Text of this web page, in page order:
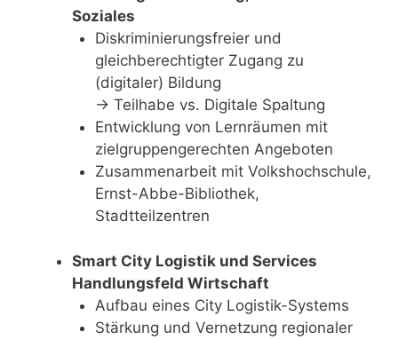
Soziales
Diskriminierungsfreier und
gleichberechtigter Zugang zu
(digitaler) Bildung
-> Teilhabe vs. Digitale Spaltung
Entwicklung von Lernräumen mit
zielgruppengerechten Angeboten
Zusammenarbeit mit Volkshochschule,
Ernst-Abbe-Bibliothek,
Stadtteilzentren
Smart City Logistik und Services
Handlungsfeld Wirtschaft
Aufbau eines City Logistik-Systems
Stärkung und Vernetzung regionaler